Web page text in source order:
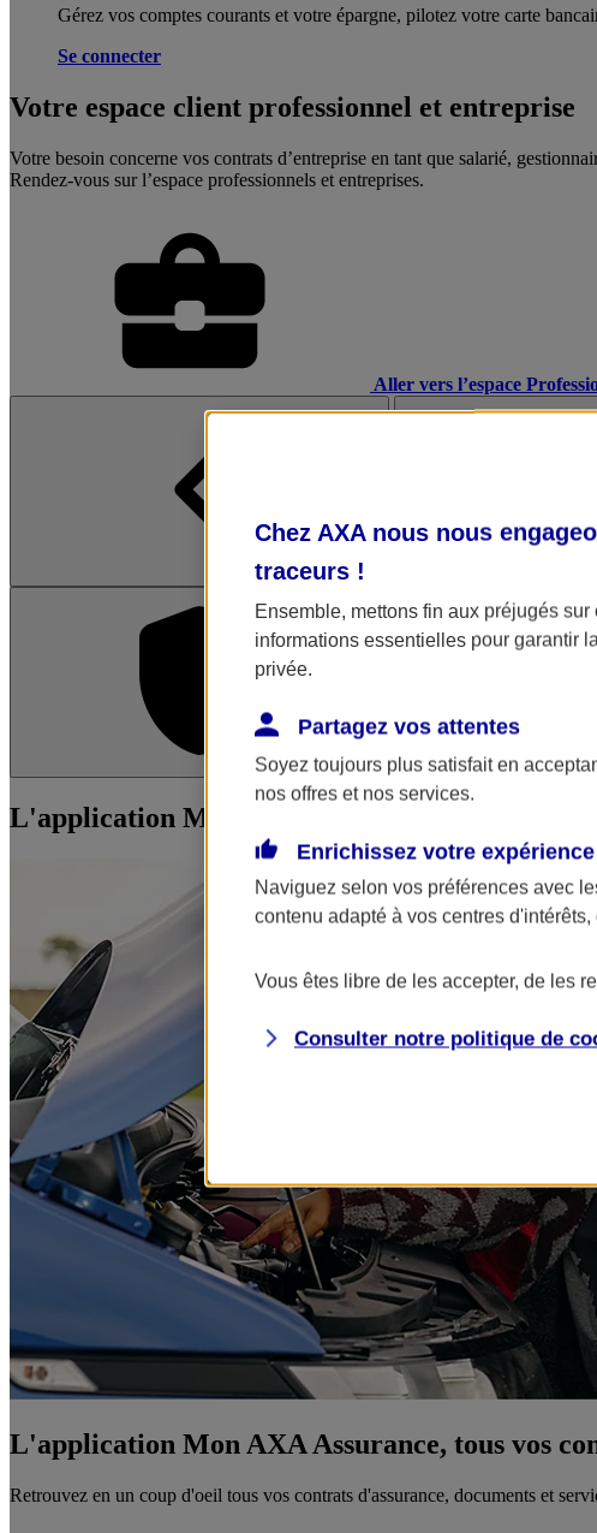
Gérez vos comptes courants et votre épargne, pilotez votre carte
Se connecter
Votre espace client professionnel et entreprise
Votre besoin concerne vos contrats d’entreprise en tant que salarié,
Rendez-vous sur l’espace professionnels et entreprises.
Aller vers l’espace
L'application Mon AXA
L'application Mon AXA Assurance, tous vos
L'application Mon AXA Assurance, tous vos
Retrouvez en un coup d'oeil tous vos contrats d'assurance, documents et
Chez AXA nous nous
traceurs !
Ensemble, mettons fin aux préjugés
informations essentielles pour garantir
privée.
Partagez vos attentes
Soyez toujours plus satisfait en
nos offres et nos services.
Enrichissez votre expérience
Naviguez selon vos préférences avec
contenu adapté à vos centres
Vous êtes libre de les accepter, de les
Consulter notre politique de